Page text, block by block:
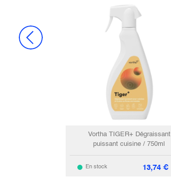
Vortha TIGER+ Dégraissant
puissant cuisine / 750ml
En stock 13,74 €